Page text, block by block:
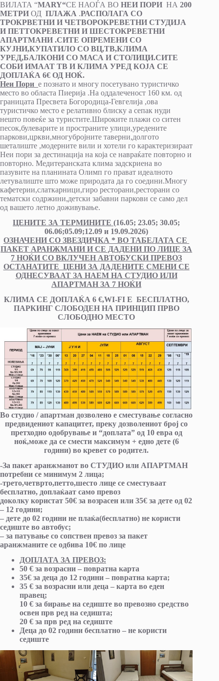
ВИЛАТА “MARY“СЕ НАОЃА ВО НЕИ ПОРИ НА 200
МЕТРИ ОД ПЛАЖА .РАСПОЛАГА СО
ТРОКРВЕТНИ И ЧЕТВОРОКРЕВЕТНИ СТУДИЈА
И ПЕТТОКРЕВЕТНИ И ШЕСТОКРЕВЕТНИ
АПАРТМАНИ .СИТЕ ОПРЕМЕНИ СО
КУЈНИ,КУПАТИЛО СО ВЦ,ТВ,КЛИМА
УРЕД,БАЛКОНИ СО МАСА И СТОЛИЦИ.СИТЕ
СОБИ ИМААТ ТВ И КЛИМА УРЕД КОЈА СЕ
ДОПЛАЌА 6€ ОД НОЌ.
Неи Пори е познато и многу посетувано туристичко
место во областа Пиерија .На оддалеченост 160 км. од
границата Пресвета Богородица-Гевгелија ,ова
туристичко место е релативно блиску а сепак нуди
нешто повеќе за туристите.Широките плажи со ситен
песок,булеварите и пространите улици,уредените
паркови,цркви,многубројните таверни,долгото
шеталиште ,модерните вили и хотели го карактеризираат
Неи пори за дестинација на која се навраќате повторно и
повторно. Медитеранската клима задскриена во
пазувите на планината Олимп го прават идеалното
летувалиште што може природата да го соедини.Многу
кафетерии,слаткарници,гиро ресторани,ресторани со
тематски содржини,детски забавни паркови се само дел
од вашето летно доживување.
ЦЕНИТЕ ЗА ТЕРМИНИТЕ (16.05; 23.05; 30.05;
06.06;05.09;12.09 и 19.09.2026)
ОЗНАЧЕНИ СО ЗВЕЗДИЧКА * ВО ТАБЕЛАТА СЕ
ПАКЕТ АРАНЖМАНИ И СЕ ДАДЕНИ ПО ЛИЦЕ ЗА
7 НОЌИ СО ВКЛУЧЕН АВТОБУСКИ ПРЕВОЗ
ОСТАНАТИТЕ ЦЕНИ ЗА ДАДЕНИТЕ СМЕНИ СЕ
ОДНЕСУВААТ ЗА НАЕМ НА СТУДИО ИЛИ
АПАРТМАН ЗА 7 НОЌИ
КЛИМА СЕ ДОПЛАЌА 6 €,WI-FI Е БЕСПЛАТНО,
ПАРКИНГ СЛОБОДЕН НА ПРИНЦИП ПРВО
СЛОБОДНО МЕСТО
Во студио / апартман дозволено е сместување согласно
предвидениот капацитет, преку дозволениот број со
претходно одобрување и “доплата” од 10 евра од
ноќ,може да се смести максимум + едно дете (6
години) во кревет со родител.
-За пакет аранжманот во СТУДИО или АПАРТМАН
потребни се минимум 2 лица;
-трето,четврто,петто,шесто лице се сместуваат
бесплатно, доплаќаат само превоз
доколку користат 50€ за возрасен или 35€ за дете од 02
– 12 години;
– дете до 02 години не плаќа(бесплатно) не користи
седиште во автобус;
– за патување со сопствен превоз за пакет
аранжманите се одбива 10€ по лице
ДОПЛАТА ЗА ПРЕВОЗ:
50 € за возрасни – повратна карта
35€ за деца до 12 години – повратна карта;
35 € за возрасни или деца – карта во еден
правец;
10 € за бирање на седиште во превозно средство
освен прв ред на седишта;
20 € за прв ред на седиште
Деца до 02 години бесплатно – не користи
седиште